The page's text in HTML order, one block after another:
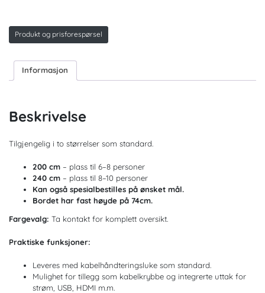
Produkt og prisforespørsel
Informasjon
Beskrivelse
Tilgjengelig i to størrelser som standard.
200 cm – plass til 6–8 personer
240 cm – plass til 8–10 personer
Kan også spesialbestilles på ønsket mål.
Bordet har fast høyde på 74cm.
Fargevalg: Ta kontakt for komplett oversikt.
Praktiske funksjoner:
Leveres med kabelhåndteringsluke som standard.
Mulighet for tillegg som kabelkrybbe og integrerte uttak for
strøm, USB, HDMI m.m.